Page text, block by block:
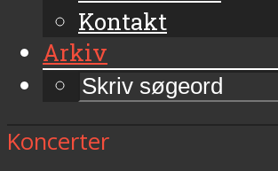
Kontakt
Arkiv
Koncerter